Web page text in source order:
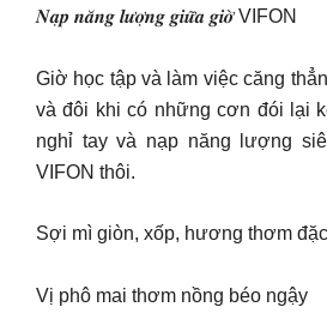
𝑵𝒂̣𝒑 𝒏𝒂̆𝒏𝒈 𝒍𝒖̛𝒐̛̣𝒏𝒈 𝒈𝒊𝒖̛̃𝒂 𝒈𝒊𝒐̛̀ VIFON
Giờ học tập và làm việc căng
và đôi khi có những cơn đói lại
nghỉ tay và nạp năng lượng
VIFON thôi.
Sợi mì giòn, xốp, hương thơm
Vị phô mai thơm nồng béo ngậy